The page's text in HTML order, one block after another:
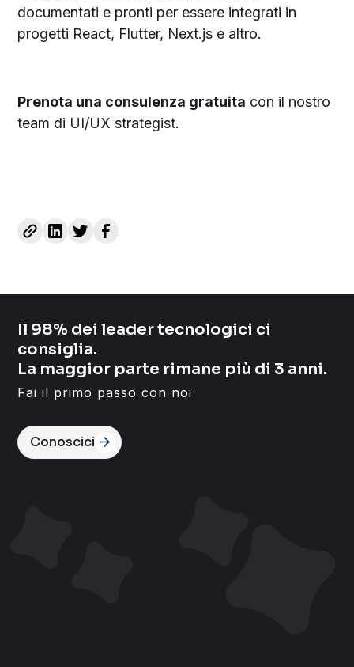
documentati e pronti per essere integrati in
progetti React, Flutter, Next.js e altro.
Prenota una consulenza gratuita con il nostro
team di UI/UX strategist.
Il 98% dei leader tecnologici ci
consiglia.
La maggior parte rimane più di 3 anni.
Fai il primo passo con noi
Conoscici